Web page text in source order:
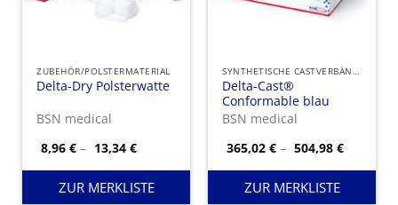
ZUBEHÖR/POLSTERMATERIAL
Delta-Dry Polsterwatte
BSN medical
8,96€ – 13,34€Preisspanne:
bis
13,34 €
ZUR MERKLISTE
SYNTHETISCHE CASTVERBÄNDE
Delta-Cast®
Conformable blau
BSN medical
365,02€ – 504,98€
bis
ZUR MERKLISTE